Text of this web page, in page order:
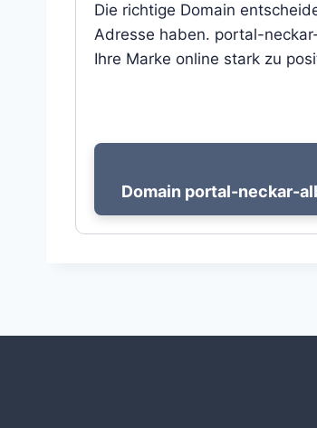
Die richtige Domain
Adresse haben. portal-
Ihre Marke online stark zu
Domain portal-neckar-